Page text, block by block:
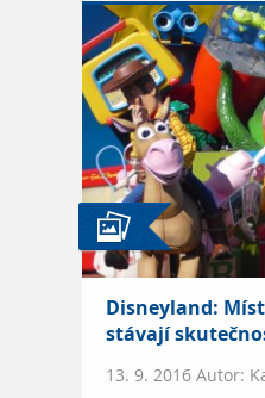
Disneyland:
stávají
13. 9. 2016 Autor: